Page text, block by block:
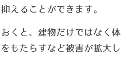
えることができます。
くと、建物だけではなく体
もたらすなど被害が拡大し